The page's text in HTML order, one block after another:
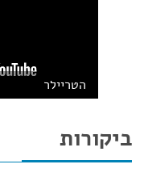
הטריילר
ביקורות